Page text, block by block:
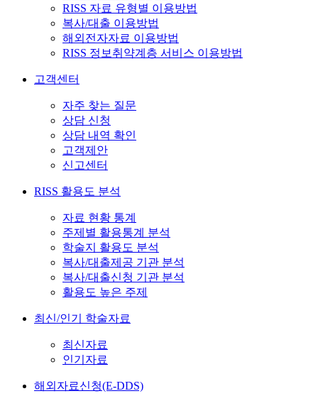
RISS 자료 유형별 이용방법
복사/대출 이용방법
해외전자자료 이용방법
RISS 정보취약계층 서비스 이용방법
고객센터
자주 찾는 질문
상담 신청
상담 내역 확인
고객제안
신고센터
RISS 활용도 분석
자료 현황 통계
주제별 활용통계 분석
학술지 활용도 분석
복사/대출제공 기관 분석
복사/대출신청 기관 분석
활용도 높은 주제
최신/인기 학술자료
최신자료
인기자료
해외자료신청(E-DDS)